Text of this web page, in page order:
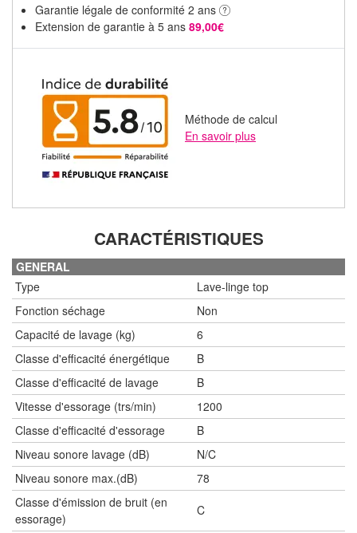
Garantie légale de conformité 2 ans
Extension de garantie à 5 ans 89,00€
Méthode de calcul
En savoir plus
CARACTÉRISTIQUES
GENERAL
Type
Lave-linge top
Fonction séchage
Non
Capacité de lavage (kg)
6
Classe d'efficacité énergétique
B
Classe d'efficacité de lavage
B
Vitesse d'essorage (trs/min)
1200
Classe d'efficacité d'essorage
B
Niveau sonore lavage (dB)
N/C
Niveau sonore max.(dB)
78
Classe d'émission de bruit (en
essorage)
C